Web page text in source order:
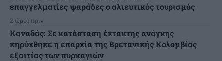
επαγγελματίες ψαράδες ο αλιευτικός τουρισμός
2 ώρες πριν
Καναδάς: Σε κατάσταση έκτακτης ανάγκης
κηρύχθηκε η επαρχία της Βρετανικής Κολομβίας
εξαιτίας των πυρκαγιών